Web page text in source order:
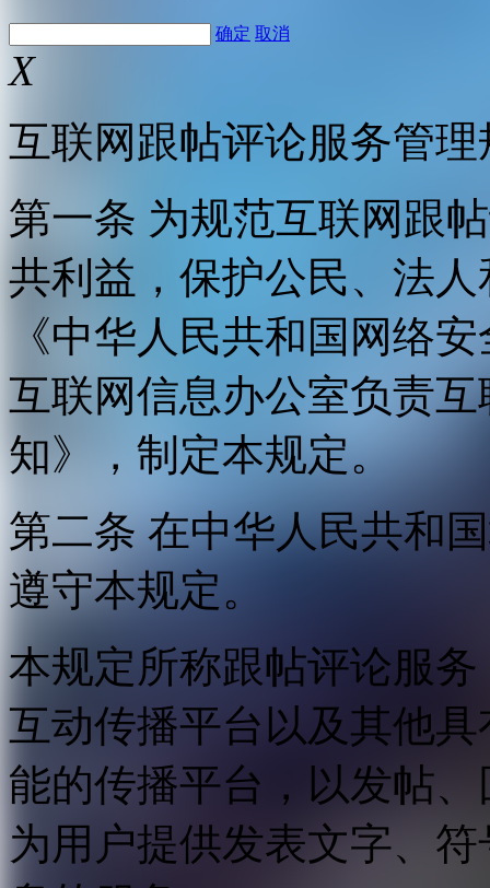
确定 取消
X
互联网跟帖评论服务管理
第一条 为规范互联网跟
共利益，保护公民、法
《中华人民共和国网络
互联网信息办公室负责
知》，制定本规定。
第二条 在中华人民共和
遵守本规定。
本规定所称跟帖评论服
互动传播平台以及其他
能的传播平台，以发帖
为用户提供发表文字、